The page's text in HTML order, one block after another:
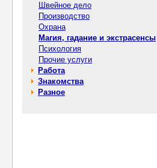
Швейное дело
Производство
Охрана
Магия, гадание и экстрасенсы
Психология
Прочие услуги
Работа
Знакомства
Разное